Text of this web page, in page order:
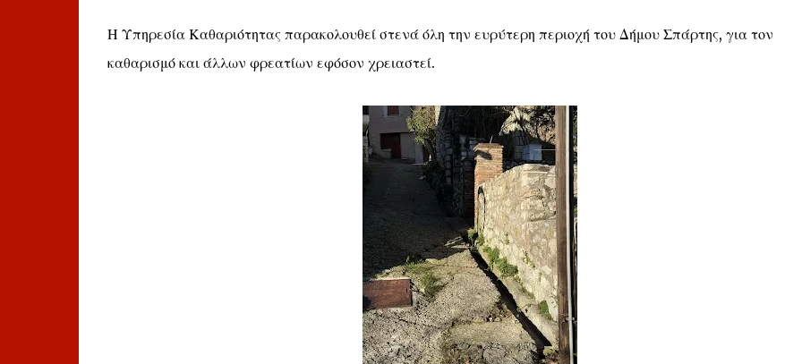
Η Υπηρεσία Καθαριότητας παρακολουθεί στενά όλη την ευρύτερη περιοχή του Δήμου Σπάρτης, για τον
καθαρισμό και άλλων φρεατίων εφόσον χρειαστεί.